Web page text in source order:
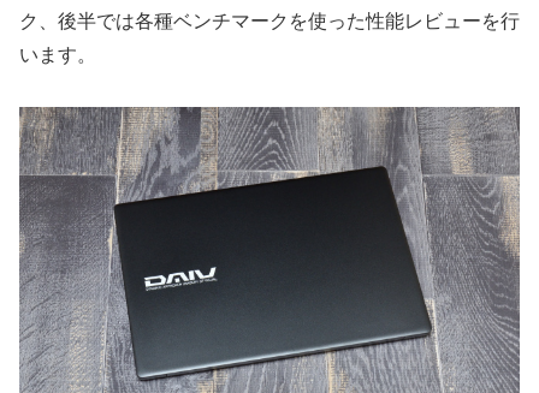
ク、後半では各種ベンチマークを使った性能レビューを行
います。